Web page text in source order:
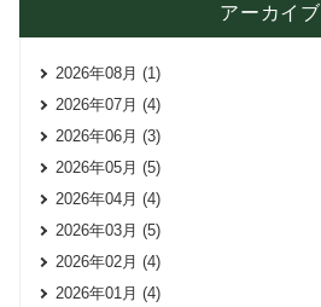
アーカイブ
2026年08月 (1)
2026年07月 (4)
2026年06月 (3)
2026年05月 (5)
2026年04月 (4)
2026年03月 (5)
2026年02月 (4)
2026年01月 (4)